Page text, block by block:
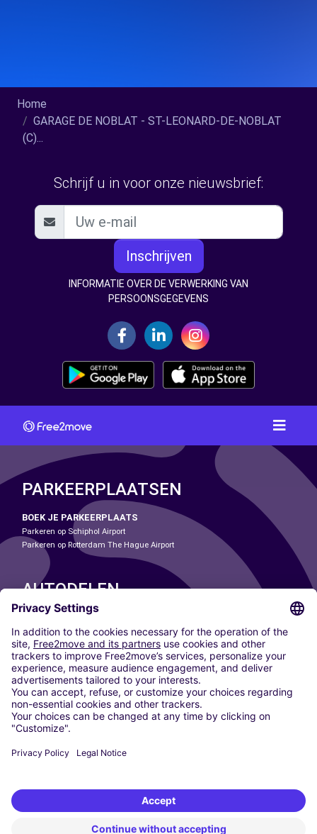
Home
GARAGE DE NOBLAT - ST-LEONARD-DE-NOBLAT
(C)...
Schrijf u in voor onze nieuwsbrief:
Inschrijven
INFORMATIE OVER DE VERWERKING VAN
PERSOONSGEGEVENS
PARKEERPLAATSEN
BOEK JE PARKEERPLAATS
Parkeren op Schiphol Airport
Parkeren op Rotterdam The Hague Airport
AUTODELEN
ONZE STEDEN
Paris
Madrid
Washington DC
Milaan
Rome
Turijn
Wenen
Berlijn
Düsseldorf